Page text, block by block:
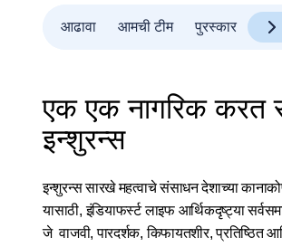
आढावा आमची टीम पुरस्कार
एक एक नागरिक करत
इन्शुरन्स
इन्शुरन्स सारखे महत्वाचे संसाधन देशाच्या
यासाठी, इंडियाफर्स्ट लाइफ आर्थिकदृष्ट्या
जे वाजवी, पारदर्शक, किफायतशीर, प्रतिष्ठित